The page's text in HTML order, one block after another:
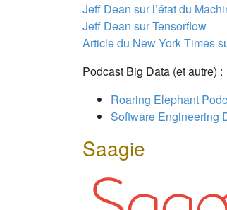
Jeff Dean sur l’état du
Jeff Dean sur Tensorflow
Article du New York Times
Podcast Big Data (et autre) :
Roaring Elephant
Software Engineering
Saagie